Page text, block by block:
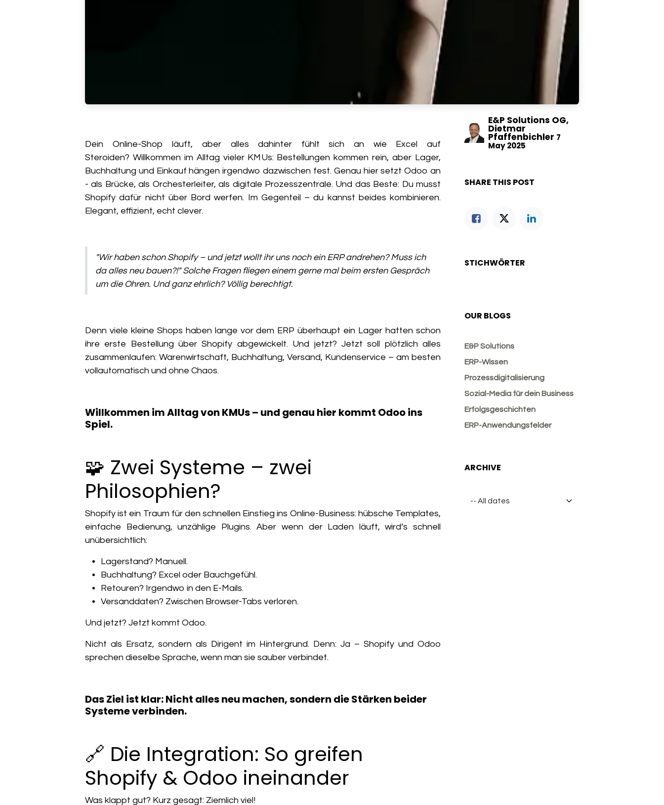
Dein Online-Shop läuft, aber alles dahinter fühlt sich an wie Excel auf
Steroiden? Willkommen im Alltag vieler KMUs: Bestellungen kommen rein, aber Lager,
Buchhaltung und Einkauf hängen irgendwo dazwischen fest. Genau hier setzt Odoo an
- als Brücke, als Orchesterleiter, als digitale Prozesszentrale. Und das Beste: Du musst
Shopify dafür nicht über Bord werfen. Im Gegenteil – du kannst beides kombinieren.
Elegant, effizient, echt clever.
"Wir haben schon Shopify – und jetzt wollt ihr uns noch ein ERP andrehen? Muss ich
da alles neu bauen?!" Solche Fragen fliegen einem gerne mal beim ersten Gespräch
um die Ohren. Und ganz ehrlich? Völlig berechtigt.
Denn viele kleine Shops haben lange vor dem ERP überhaupt ein Lager hatten schon
ihre erste Bestellung über Shopify abgewickelt. Und jetzt? Jetzt soll plötzlich alles
zusammenlaufen: Warenwirtschaft, Buchhaltung, Versand, Kundenservice – am besten
vollautomatisch und ohne Chaos.
Willkommen im Alltag von KMUs – und genau hier kommt Odoo ins
Spiel.
🧩 Zwei Systeme – zwei
Philosophien?
Shopify ist ein Traum für den schnellen Einstieg ins Online-Business: hübsche Templates,
einfache Bedienung, unzählige Plugins. Aber wenn der Laden läuft, wird’s schnell
unübersichtlich:
Lagerstand? Manuell.
Buchhaltung? Excel oder Bauchgefühl.
Retouren? Irgendwo in den E-Mails.
Versanddaten? Zwischen Browser-Tabs verloren.
Und jetzt? Jetzt kommt Odoo.
Nicht als Ersatz, sondern als Dirigent im Hintergrund. Denn: Ja – Shopify und Odoo
sprechen dieselbe Sprache, wenn man sie sauber verbindet.
Das Ziel ist klar: Nicht alles neu machen, sondern die Stärken beider
Systeme verbinden.
🔗 Die Integration: So greifen
Shopify & Odoo ineinander
Was klappt gut? Kurz gesagt: Ziemlich viel!
E&P Solutions OG,
Dietmar
Pfaffenbichler 7
May 2025
SHARE THIS POST
STICHWÖRTER
OUR BLOGS
E&P Solutions
ERP-Wissen
Prozessdigitalisierung
Sozial-Media für dein Business
Erfolgsgeschichten
ERP-Anwendungsfelder
ARCHIVE